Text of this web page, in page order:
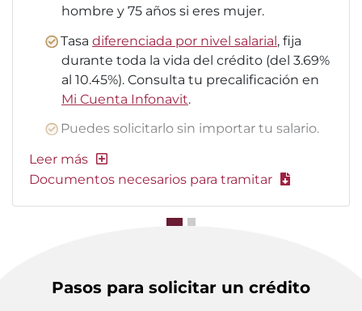
hombre y 75 años si eres mujer.
Tasa diferenciada por nivel salarial, fija
durante toda la vida del crédito (del 3.69%
al 10.45%). Consulta tu precalificación en
Mi Cuenta Infonavit.
Puedes solicitarlo sin importar tu salario.
Documentos necesarios para tramitar
Pasos para solicitar un crédito